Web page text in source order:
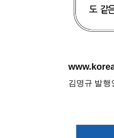
김명규 발행